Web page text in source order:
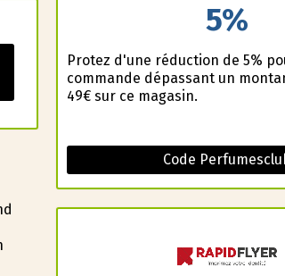
5%
Profitez d'une réduction de 5%
commande dépassant un
49€ sur ce magasin.
Code